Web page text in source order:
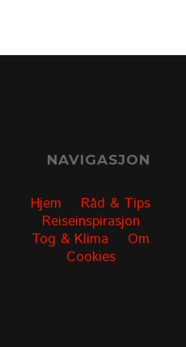
NAVIGASJON
Hjem
Råd & Tips
Reiseinspirasjon
Tog & Klima
Om
Cookies